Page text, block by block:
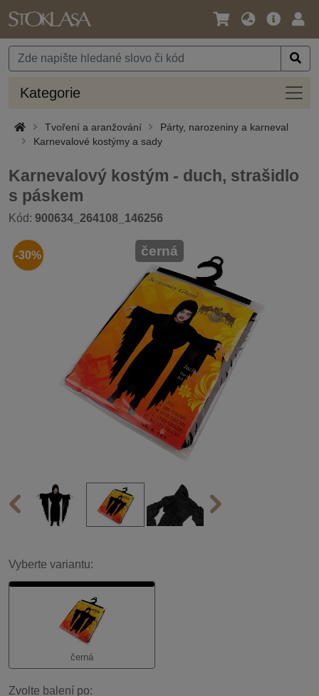
Jazyk
Měna
Hlavní
Kategorie
Tvoření a aranžování
Párty, narozeniny a karneval
Karnevalové kostýmy a sady
Karnevalový kostým - duch, strašidlo
s páskem
Kód: 900634_264108_146256
-30% černá
Vyberte variantu:
černá
Zvolte balení po: